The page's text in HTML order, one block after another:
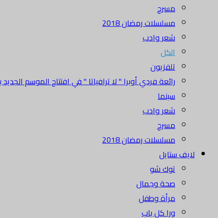
مسرح
مسلسلات رمضان 2018
شعر وادب
الكل
تلفزيون
رائعة فردي أوبرا " لا ترافياتا " في افتتاح الموسم الجديد
سينما
شعر وادب
مسرح
مسلسلات رمضان 2018
لايف ستايل
توك شو
صحة وجمال
مرأة وطفل
ورا كل باب